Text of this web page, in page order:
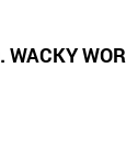
WACKY